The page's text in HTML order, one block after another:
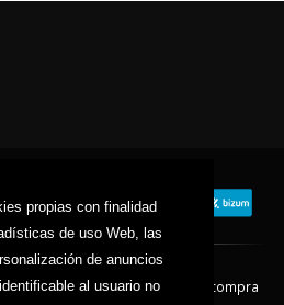
propias con finalidad
de uso Web, las
de anuncios
al usuario no
Aviso Legal
Condiciones de compra